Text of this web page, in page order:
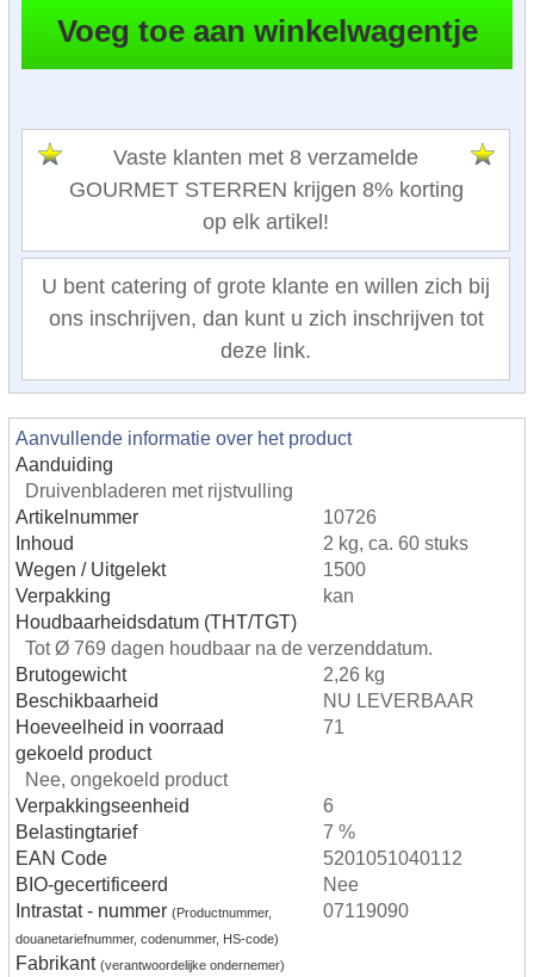
Vaste klanten met 8 verzamelde
GOURMET STERREN krijgen 8% korting
op elk artikel!
U bent catering of grote klante en willen zich bij
ons inschrijven, dan kunt u zich inschrijven tot
deze link.
Aanvullende informatie over het product
Aanduiding
Druivenbladeren met rijstvulling
Artikelnummer
10726
Inhoud
2 kg, ca. 60 stuks
Wegen / Uitgelekt
1500
Verpakking
kan
Houdbaarheidsdatum (THT/TGT)
Tot Ø 769 dagen houdbaar na de verzenddatum.
Brutogewicht
2,26 kg
Beschikbaarheid
NU LEVERBAAR
Hoeveelheid in voorraad
71
gekoeld product
Nee, ongekoeld product
Verpakkingseenheid
6
Belastingtarief
7 %
EAN Code
5201051040112
BIO-gecertificeerd
Nee
Intrastat - nummer (Productnummer,
douanetariefnummer, codenummer, HS-code)
07119090
Fabrikant (verantwoordelijke ondernemer)